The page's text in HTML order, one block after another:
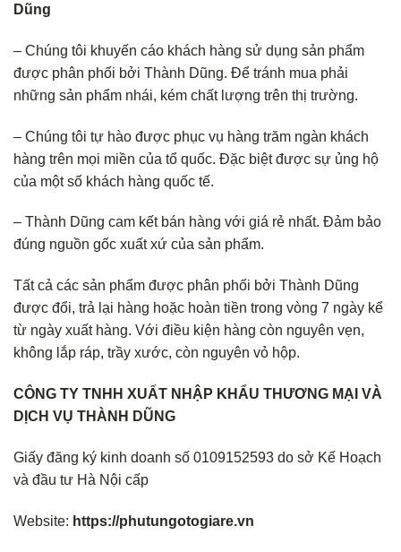
Dũng
– Chúng tôi khuyến cáo khách hàng sử dụng sản phẩm
được phân phối bởi Thành Dũng. Để tránh mua phải
những sản phẩm nhái, kém chất lượng trên thị trường.
– Chúng tôi tự hào được phục vụ hàng trăm ngàn khách
hàng trên mọi miền của tổ quốc. Đặc biệt được sự ủng hộ
của một số khách hàng quốc tế.
– Thành Dũng cam kết bán hàng với giá rẻ nhất. Đảm bảo
đúng nguồn gốc xuất xứ của sản phẩm.
Tất cả các sản phẩm được phân phối bởi Thành Dũng
được đổi, trả lại hàng hoặc hoàn tiền trong vòng 7 ngày kể
từ ngày xuất hàng. Với điều kiện hàng còn nguyên vẹn,
không lắp ráp, trầy xước, còn nguyên vỏ hộp.
CÔNG TY TNHH XUẤT NHẬP KHẨU THƯƠNG MẠI VÀ
DỊCH VỤ THÀNH DŨNG
Giấy đăng ký kinh doanh số 0109152593 do sở Kế Hoạch
và đầu tư Hà Nội cấp
Website: https://phutungotogiare.vn